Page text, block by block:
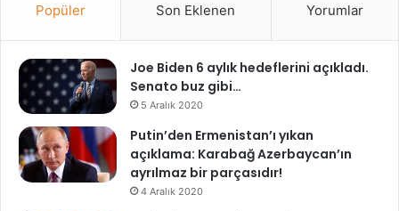
Popüler Son Eklenen Yorumlar
Joe Biden 6 aylık hedeflerini açıkladı.
Senato buz gibi…
5 Aralık 2020
Putin’den Ermenistan’ı yıkan
açıklama: Karabağ Azerbaycan’ın
ayrılmaz bir parçasıdır!
4 Aralık 2020